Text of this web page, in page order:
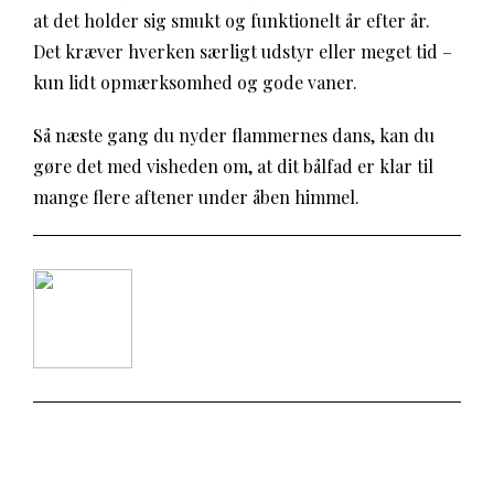
at det holder sig smukt og funktionelt år efter år.
Det kræver hverken særligt udstyr eller meget tid –
kun lidt opmærksomhed og gode vaner.
Så næste gang du nyder flammernes dans, kan du
gøre det med visheden om, at dit bålfad er klar til
mange flere aftener under åben himmel.